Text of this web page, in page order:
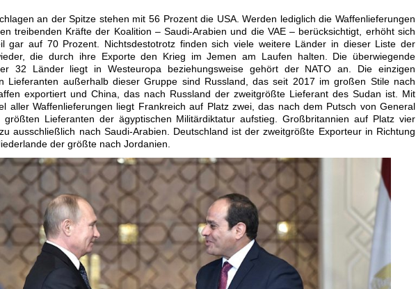
an der Spitze stehen mit 56 Prozent die USA. Werden lediglich die Waffenlieferungen
treibenden Kräfte der Koalition – Saudi-Arabien und die VAE – berücksichtigt, erhöht sich
gar auf 70 Prozent. Nichtsdestotrotz finden sich viele weitere Länder in dieser Liste der
die durch ihre Exporte den Krieg im Jemen am Laufen halten. Die überwiegende
32 Länder liegt in Westeuropa beziehungsweise gehört der NATO an. Die einzigen
Lieferanten außerhalb dieser Gruppe sind Russland, das seit 2017 im großen Stile nach
exportiert und China, das nach Russland der zweitgrößte Lieferant des Sudan ist. Mit
aller Waffenlieferungen liegt Frankreich auf Platz zwei, das nach dem Putsch von General
größten Lieferanten der ägyptischen Militärdiktatur aufstieg. Großbritannien auf Platz vier
ausschließlich nach Saudi-Arabien. Deutschland ist der zweitgrößte Exporteur in Richtung
der größte nach Jordanien.